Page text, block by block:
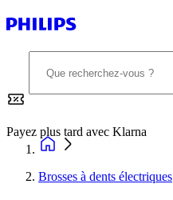
Payez plus tard avec Klarna
Brosses à dents électriques